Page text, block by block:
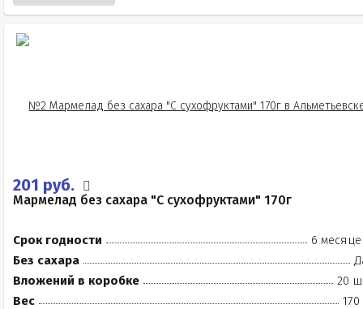
201 руб.
Мармелад без сахара "С сухофруктами" 170г
Срок годности
6
Без сахара
Вложений в коробке
20
Вес
170